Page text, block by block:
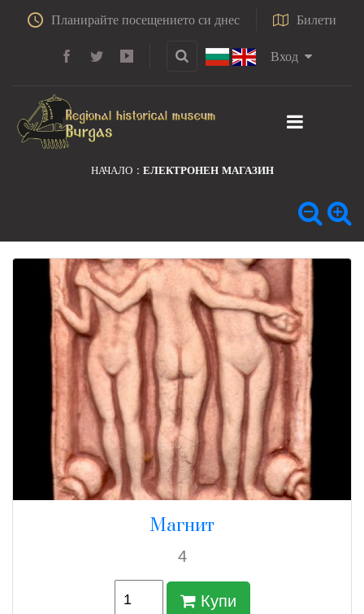
Планирайте посещението си днес Билети
Вход
НАЧАЛО ЕЛЕКТРОНЕН МАГАЗИН
Магнит
4
Купи